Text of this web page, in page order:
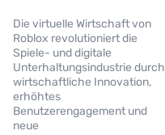
Die virtuelle Wirtschaft von
Roblox revolutioniert die
Spiele- und digitale
Unterhaltungsindustrie durch
wirtschaftliche Innovation,
erhöhtes
Benutzerengagement und
neue